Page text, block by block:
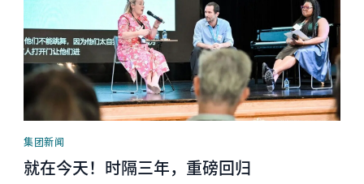
集团新闻
就在今天！时隔三年，重磅回归